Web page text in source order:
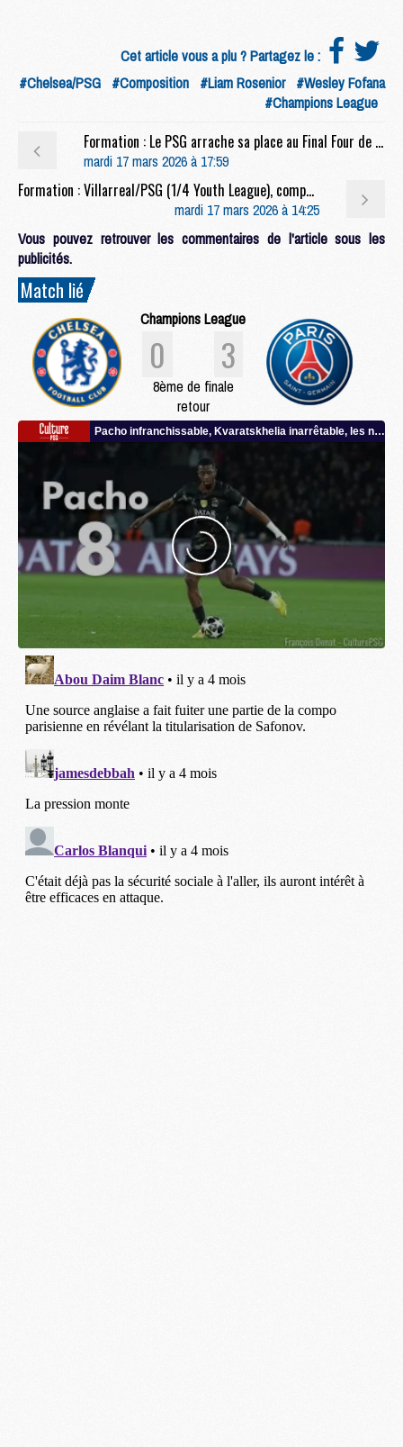
Cet article vous a plu ? Partagez le :
#Chelsea/PSG #Composition #Liam Rosenior #Wesley Fofana
#Champions League
Formation : Le PSG arrache sa place au Final Four de la Youth League
mardi 17 mars 2026 à 17:59
Formation : Villarreal/PSG (1/4 Youth League), composition, présentation et diffusion
mardi 17 mars 2026 à 14:25
Vous pouvez retrouver les commentaires de l'article sous les
publicités.
Match lié
Champions League
0 3
8ème de finale
retour